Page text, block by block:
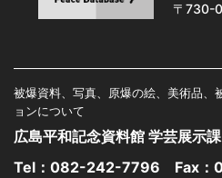
〒730-
被爆資料、写真、原爆の絵、美術品、
ョンについて
広島平和記念資料館 学芸展示課
Tel： 082-242-7796 Fax：